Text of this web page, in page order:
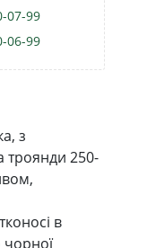
07-99
06-99
з
троянди 250-
в
чорної